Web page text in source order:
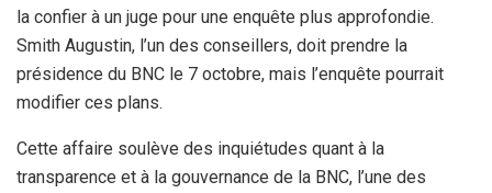
la confier à un juge pour une enquête plus approfondie.
Smith Augustin, l’un des conseillers, doit prendre la
présidence du BNC le 7 octobre, mais l’enquête pourrait
modifier ces plans.
Cette affaire soulève des inquiétudes quant à la
transparence et à la gouvernance de la BNC, l’une des